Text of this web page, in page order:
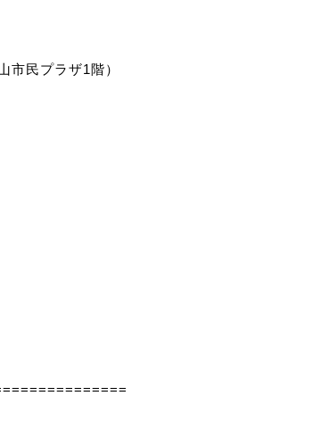
民プラザ1階）